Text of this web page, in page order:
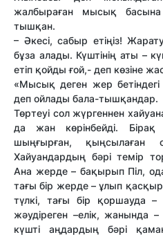
жалбыраған мысық
тышқан.
– Әкесі, сабыр етіңіз!
бұза алады. Күштінің аты –
етіп қойды ғой,- деп көзіне
«Мысық деген жер
деп ойлады бала-тышқандар.
Төртеуі сол жүргеннен
да жан көрінбейді. Бірақ
шыңғырған, қыңсылаған
Хайуандардың бәрі темір
Ана жерде – бақырып Піл,
тағы бір жерде – ұлып
түлкі, тағы бір қоршауда
жәудіреген –елік, жанында –
күшті аңдардың бәрі